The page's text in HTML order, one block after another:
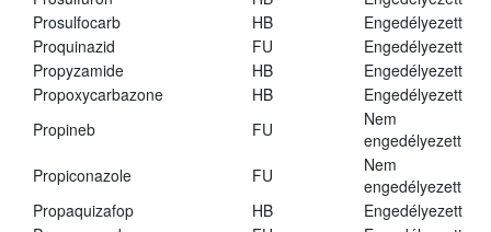
Prosulfocarb
HB
Engedélyezett
Proquinazid
FU
Engedélyezett
Propyzamide
HB
Engedélyezett
Propoxycarbazone
HB
Engedélyezett
Propineb
FU
Nem
engedélyezett
Propiconazole
FU
Nem
engedélyezett
Propaquizafop
HB
Engedélyezett